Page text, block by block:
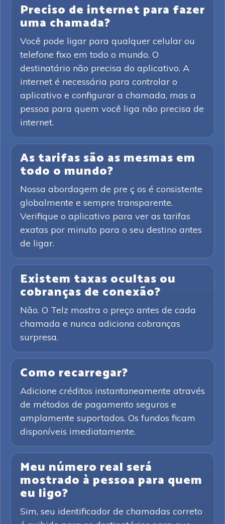
Preciso de internet para fazer
uma chamada?
Você pode ligar para qualquer celular ou
telefone fixo em todo o mundo. O
destinatário não precisa do aplicativo. A
internet é necessária para controlar o
aplicativo e configurar a chamada, mas a
pessoa para quem você liga não precisa de
internet.
As tarifas são as mesmas em
todo o mundo?
Nossa abordagem de pre ç os é consistente
globalmente e sempre transparente.
Verifique o aplicativo para ver as tarifas
exatas por minuto para o seu destino antes
de ligar.
Existem taxas ocultas ou
cobranças de conexão?
Não. O Telz mostra o preço antes de cada
chamada e nunca adiciona cobranças
surpresa.
Como recarregar?
Adicione créditos instantaneamente através
de métodos de pagamento seguros e
amplamente suportados. Os fundos ficam
disponíveis imediatamente.
Meu número real será
mostrado à pessoa para quem
eu ligo?
Sim, seu identificador de chamadas correto